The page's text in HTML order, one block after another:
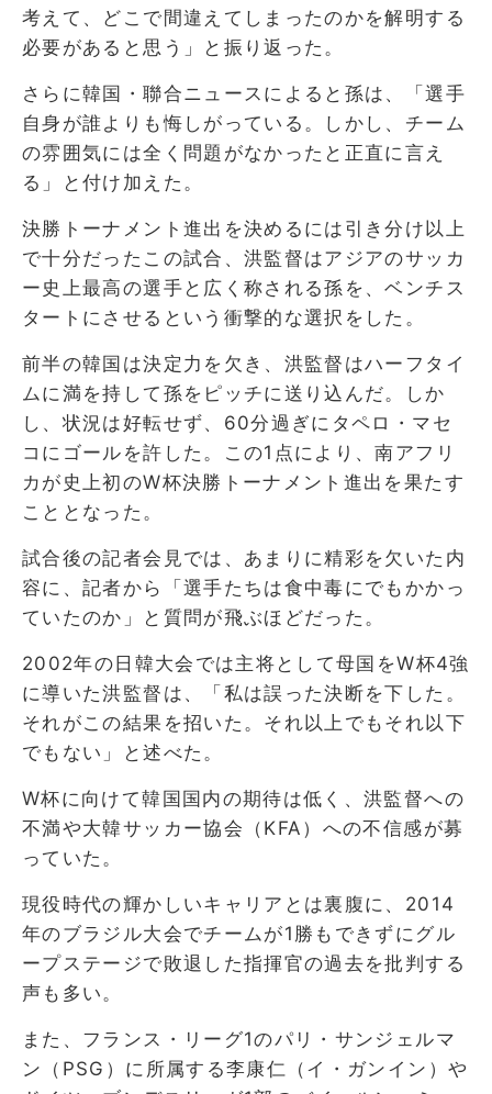
考えて、どこで間違えてしまったのかを解明する
必要があると思う」と振り返った。
さらに韓国・聯合ニュースによると孫は、「選手
自身が誰よりも悔しがっている。しかし、チーム
の雰囲気には全く問題がなかったと正直に言え
る」と付け加えた。
決勝トーナメント進出を決めるには引き分け以上
で十分だったこの試合、洪監督はアジアのサッカ
ー史上最高の選手と広く称される孫を、ベンチス
タートにさせるという衝撃的な選択をした。
前半の韓国は決定力を欠き、洪監督はハーフタイ
ムに満を持して孫をピッチに送り込んだ。しか
し、状況は好転せず、60分過ぎにタペロ・マセ
コにゴールを許した。この1点により、南アフリ
カが史上初のW杯決勝トーナメント進出を果たす
こととなった。
試合後の記者会見では、あまりに精彩を欠いた内
容に、記者から「選手たちは食中毒にでもかかっ
ていたのか」と質問が飛ぶほどだった。
2002年の日韓大会では主将として母国をW杯4強
に導いた洪監督は、「私は誤った決断を下した。
それがこの結果を招いた。それ以上でもそれ以下
でもない」と述べた。
W杯に向けて韓国国内の期待は低く、洪監督への
不満や大韓サッカー協会（KFA）への不信感が募
っていた。
現役時代の輝かしいキャリアとは裏腹に、2014
年のブラジル大会でチームが1勝もできずにグル
ープステージで敗退した指揮官の過去を批判する
声も多い。
また、フランス・リーグ1のパリ・サンジェルマ
ン（PSG）に所属する李康仁（イ・ガンイン）や